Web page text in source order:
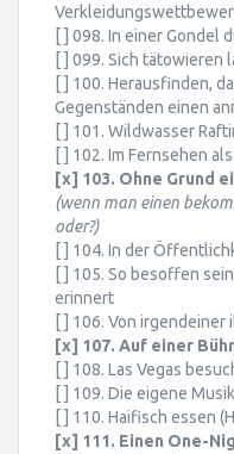
[ ] 098. In einer Gondel
[ ] 099. Sich tätowieren
[ ] 100. Herausfinden,
Gegenständen einen
[ ] 101. Wildwasser
[ ] 102. Im Fernsehen
[x] 103. Ohne Grund
(wenn man einen
oder?)
[ ] 104. In der
[ ] 105. So besoffen
erinnert
[ ] 106. Von
[x] 107. Auf einer
[ ] 108. Las Vegas
[ ] 109. Die eigene
[ ] 110. Haifisch essen
[x] 111. Einen One-